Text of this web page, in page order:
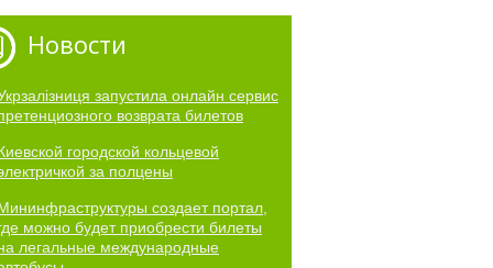
Новости
запустила онлайн сервис
возврата билетов
городской кольцевой
за полцены
создает портал,
можно будет приобрести билеты
легальные международные